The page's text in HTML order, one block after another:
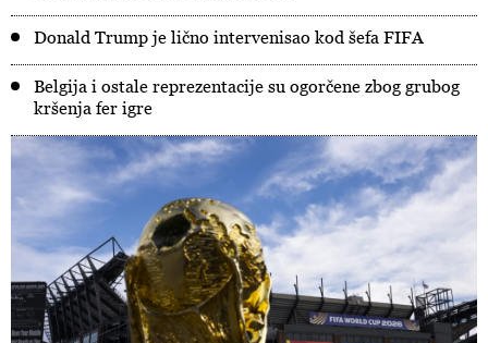
Donald Trump je lično intervenisao kod šefa FIFA
Belgija i ostale reprezentacije su ogorčene zbog grubog
kršenja fer igre